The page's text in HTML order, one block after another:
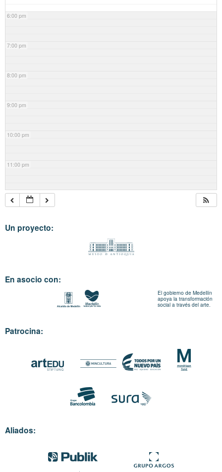
6:00 pm
7:00 pm
8:00 pm
9:00 pm
10:00 pm
11:00 pm
Un proyecto:
En asocio con:
El gobierno de Medellín
apoya la transformación
social a través del arte.
Patrocina:
Aliados: